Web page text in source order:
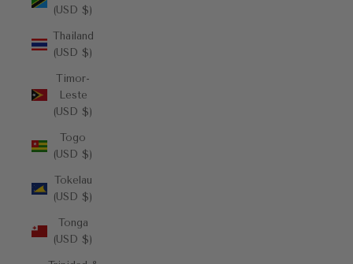
(USD $)
Thailand
(USD $)
Timor-
Leste
(USD $)
Togo
(USD $)
Tokelau
(USD $)
Tonga
(USD $)